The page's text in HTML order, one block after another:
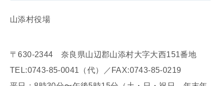
山添村役場
〒630-2344 奈良県山辺郡山添村大字大西151番地
TEL:0743-85-0041（代）／FAX:0743-85-0219